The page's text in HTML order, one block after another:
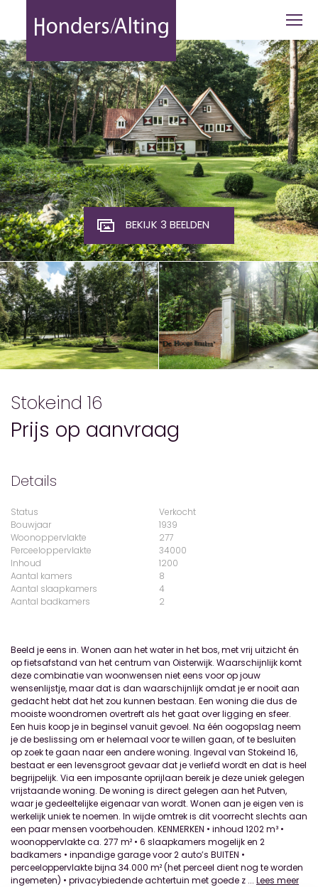
Stokeind 16 - Honders Alting
BEKIJK 3 BEELDEN
Stokeind 16
Prijs op aanvraag
Beeld je eens in. Wonen aan het water in het bos, met vrij uitzicht én
op fietsafstand van het centrum van Oisterwijk. Waarschijnlijk komt
deze combinatie van woonwensen niet eens voor op jouw
wensenlijstje, maar dat is dan waarschijnlijk omdat je er nooit aan
gedacht hebt dat het zou kunnen bestaan. Een woning die dus de
mooiste woondromen overtreft als het gaat over ligging en sfeer.
Een huis koop je in beginsel vanuit gevoel. Na één oogopslag neem
je de beslissing om er helemaal voor te willen gaan, of te besluiten
op zoek te gaan naar een andere woning. Ingeval van Stokeind 16,
bestaat er een levensgroot gevaar dat je verliefd wordt en dat is heel
begrijpelijk. Via een imposante oprijlaan bereik je deze uniek gelegen
vrijstaande woning. De woning is direct gelegen aan het Putven,
waar je gedeeltelijke eigenaar van wordt. Wonen aan je eigen ven is
werkelijk uniek te noemen. In wijde omtrek is dit voorrecht slechts aan
een paar mensen voorbehouden. KENMERKEN • inhoud 1202 m³ •
woonoppervlakte ca. 277 m² • 6 slaapkamers mogelijk en 2
badkamers • inpandige garage voor 2 auto’s BUITEN •
perceeloppervlakte bijna 34.000 m² (het perceel dient nog te worden
ingemeten) • privacybiedende achtertuin met goede z ... Lees meer
Details
Status
Verkocht
Bouwjaar
1939
Woonoppervlakte
277
Perceeloppervlakte
34000
Inhoud
1200
Aantal kamers
8
Aantal slaapkamers
4
Aantal badkamers
2